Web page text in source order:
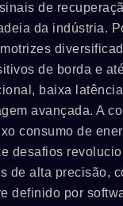
de
da indústria.
de borda e
baixa
avançada. A
consumo de
desafios
de alta precisão,
definido por